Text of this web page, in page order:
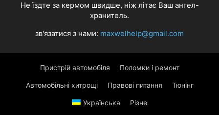
Не їздте за кермом швидше, ніж літає Ваш ангел-
хранитель.
зв'язатися з нами: maxwelhelp@gmail.com
Пристрій автомобіля Поломки і ремонт
Автомобільні хитрощі Правові питання Тюнінг
Українська Різне